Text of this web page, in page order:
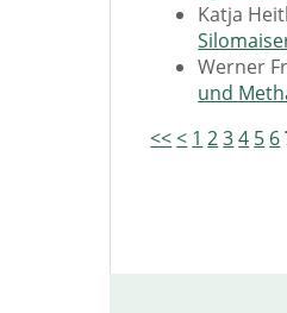
Katja
Werner
und
<<< 1 234 5 6